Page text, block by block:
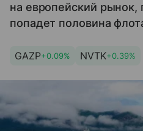
на европейский рынок,
попадет половина
GAZP+0.09% NVTK+0.39%